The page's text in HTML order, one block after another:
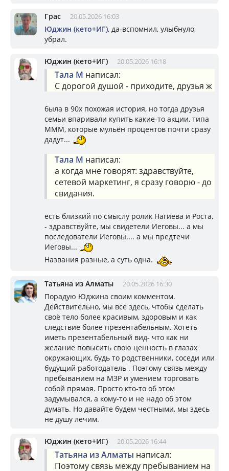
Грас 20.05.2026 16:03
Юджин (кето+ИГ), да-вспомнил, улыбнуло,
убрал.
Юджин (кето+ИГ) 20.05.2026 16:18
Тала М написал:
С дорогой душой - приходите, друзья ж
была в 90х похожая история, но тогда друзья
семьи впаривали купить какие-то акции, типа
МММ, которые мульён процентов почти сразу
дадут...
Тала М написал:
а когда мне говорят: здравствуйте,
сетевой маркетинг, я сразу говорю - до
свидания.
есть близкий по смыслу ролик Нагиева и Роста,
- здравствуйте, мы свидетели Иеговы... а мы
последователи Иеговы.... а мы предтечи
Иеговы...
Названия разные, а суть одна.
Татьяна из Алматы 20.05.2026 16:30
Порадую Юджина своим комментом.
Действительно, мы все здесь, чтобы сделать
своё тело более красивым, здоровым и как
следствие более презентабельным. Хотеть
иметь презентабельный вид- что как ни
желание повысить свою ценность в глазах
окружающих, будь то родственники, соседи или
будущий работодатель . Поэтому связь между
пребыванием на МЗР и умением торговать
собой прямая. Просто кто-то об этом
задумывался, а кому-то и не надо об этом
думать. Но давайте будем честными, мы здесь
не душу лечим.
Юджин (кето+ИГ) 20.05.2026 16:44
Татьяна из Алматы написал:
Поэтому связь между пребыванием на